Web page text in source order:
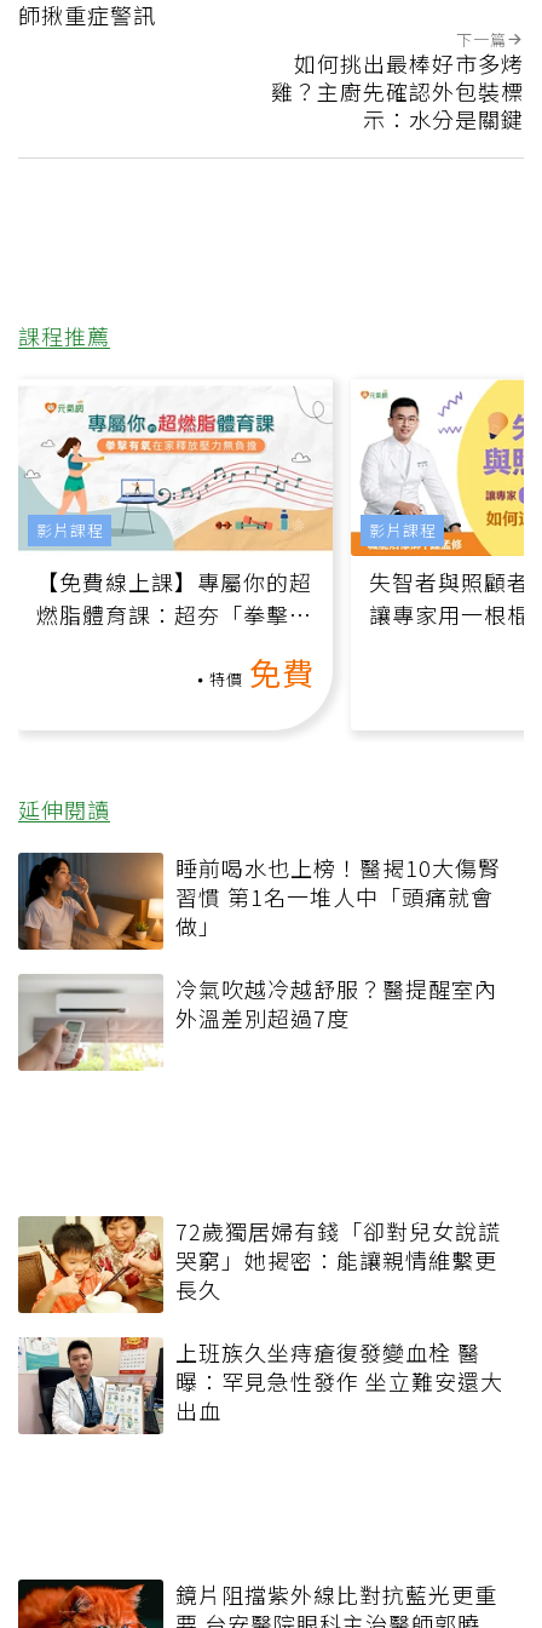
師揪重症警訊
下一篇
如何挑出最棒好市多烤
雞？主廚先確認外包裝標
示：水分是關鍵
課程推薦
【免費線上課】專屬你的超
燃脂體育課：超夯「拳擊有
特價 免費
影片課程
失智者與照顧者
讓專家用一根棍
影片課程
延伸閱讀
睡前喝水也上榜！醫揭10大傷腎
習慣 第1名一堆人中「頭痛就會
做」
冷氣吹越冷越舒服？醫提醒室內
外溫差別超過7度
72歲獨居婦有錢「卻對兒女說謊
哭窮」她揭密：能讓親情維繫更
長久
上班族久坐痔瘡復發變血栓 醫
曝：罕見急性發作 坐立難安還大
出血
鏡片阻擋紫外線比對抗藍光更重